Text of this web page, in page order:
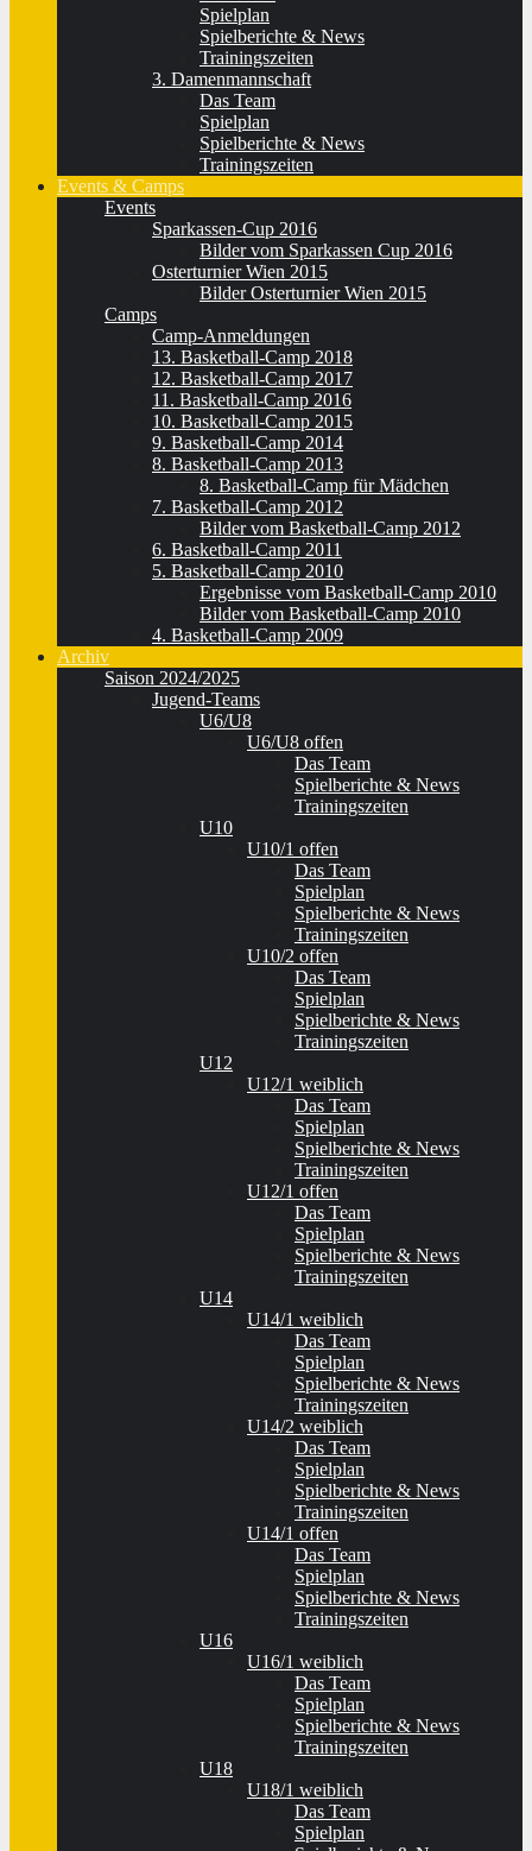
Spielplan
Spielberichte & News
Trainingszeiten
3. Damenmannschaft
Das Team
Spielplan
Spielberichte & News
Trainingszeiten
Events & Camps
Events
Sparkassen-Cup 2016
Bilder vom Sparkassen Cup 2016
Osterturnier Wien 2015
Bilder Osterturnier Wien 2015
Camps
Camp-Anmeldungen
13. Basketball-Camp 2018
12. Basketball-Camp 2017
11. Basketball-Camp 2016
10. Basketball-Camp 2015
9. Basketball-Camp 2014
8. Basketball-Camp 2013
8. Basketball-Camp für Mädchen
7. Basketball-Camp 2012
Bilder vom Basketball-Camp 2012
6. Basketball-Camp 2011
5. Basketball-Camp 2010
Ergebnisse vom Basketball-Camp 2010
Bilder vom Basketball-Camp 2010
4. Basketball-Camp 2009
Archiv
Saison 2024/2025
Jugend-Teams
U6/U8
U6/U8 offen
Das Team
Spielberichte & News
Trainingszeiten
U10
U10/1 offen
Das Team
Spielplan
Spielberichte & News
Trainingszeiten
U10/2 offen
Das Team
Spielplan
Spielberichte & News
Trainingszeiten
U12
U12/1 weiblich
Das Team
Spielplan
Spielberichte & News
Trainingszeiten
U12/1 offen
Das Team
Spielplan
Spielberichte & News
Trainingszeiten
U14
U14/1 weiblich
Das Team
Spielplan
Spielberichte & News
Trainingszeiten
U14/2 weiblich
Das Team
Spielplan
Spielberichte & News
Trainingszeiten
U14/1 offen
Das Team
Spielplan
Spielberichte & News
Trainingszeiten
U16
U16/1 weiblich
Das Team
Spielplan
Spielberichte & News
Trainingszeiten
U18
U18/1 weiblich
Das Team
Spielplan